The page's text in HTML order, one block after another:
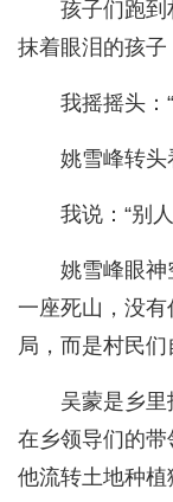
孩子们跑
抹着眼泪的孩子
我摇摇头：
姚雪峰转头
我说：“别
姚雪峰眼神
一座死山，没
局，而是村民
吴蒙是乡
在乡领导们的
他流转土地种